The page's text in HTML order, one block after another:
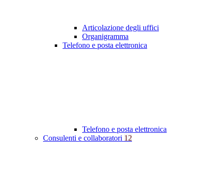
Articolazione degli uffici
Organigramma
Telefono e posta elettronica
Telefono e posta elettronica
Consulenti e collaboratori 12